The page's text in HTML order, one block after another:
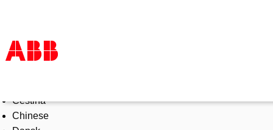
Products & Solutions
Industries
Čeština
Chinese